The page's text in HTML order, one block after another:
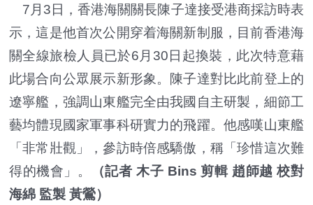
7月3日，香港海關關長陳子達接受港商採訪時表
示，這是他首次公開穿着海關新制服，目前香港海
關全線旅檢人員已於6月30日起換裝，此次特意藉
此場合向公眾展示新形象。陳子達對比此前登上的
遼寧艦，強調山東艦完全由我國自主研製，細節工
藝均體現國家軍事科研實力的飛躍。他感嘆山東艦
「非常壯觀」，參訪時倍感驕傲，稱「珍惜這次難
得的機會」。
（記者 木子 Bins 剪輯 趙師越 校對
海綿 監製 黃鶯）